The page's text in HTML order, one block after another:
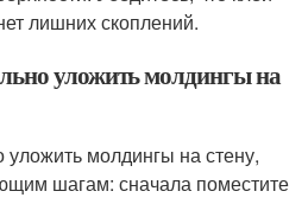
лишних скоплений.
уложить молдингы на
молдингы на стену,
шагам: сначала поместите